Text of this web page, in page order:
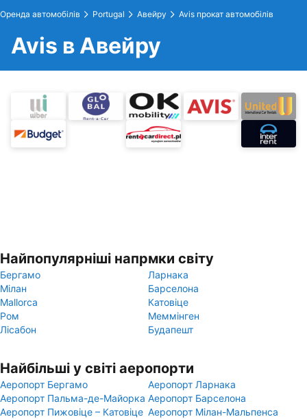
Оренда автомобілів Portugal Авейру Avis прокат автомобілів
Avis в Авейру
Найпопулярніші напрмки світу
Бергамо
Ларнака
Мілан
Барселона
Mallorca
Катовіце
Ром
Меммінген
Лісабон
Будапешт
Найбільші у світі аеропорти
Аеропорт Бергамо
Аеропорт Ларнака
Аеропорт Пальма-де-Майорка Аеропорт Барселона
Аеропорт Пижовіце – Катовіце Аеропорт Мілан-Мальпенса